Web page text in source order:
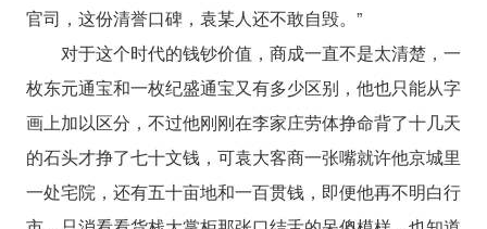
官司，这份清誉口碑，袁某人还不敢自毁。”
对于这个时代的钱钞价值，商成一直不是太清楚，一
枚东元通宝和一枚纪盛通宝又有多少区别，他也只能从字
画上加以区分，不过他刚刚在李家庄劳体挣命背了十几天
的石头才挣了七十文钱，可袁大客商一张嘴就许他京城里
一处宅院，还有五十亩地和一百贯钱，即便他再不明白行